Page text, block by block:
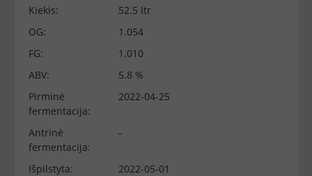
Kiekis:
52.5 ltr
OG:
1.054
FG:
1.010
ABV:
5.8 %
Pirminė
fermentacija:
2022-04-25
Antrinė
fermentacija:
-
Išpilstyta:
2022-05-01